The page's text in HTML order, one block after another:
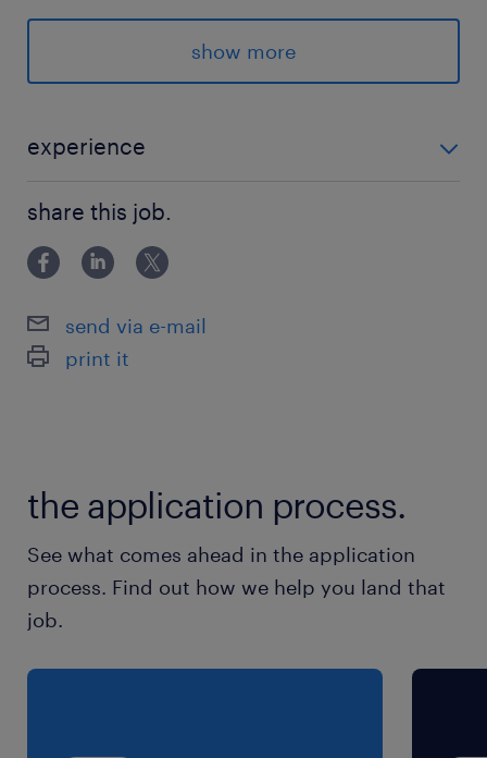
工業用測定機器の世界的メーカー。『良い環境』
『良い人間』『良い技術』の社是の元、日々技術
革新に取り組んでいる最先端企業です。ランスタ
しています。
最寄駅
JR宇都宮線／宇都宮駅（車10分）
東武宇都宮駅（車15分）
休日休暇
8:00-16:30（実働7時間45分・休憩45分）
残業
なし（生産状況に応じて相談の可能性あり）
show more
experience
＊業界不問 ＊資格不問 ＊学歴不問 ＊20代・30代・40
代活躍中 ＼こんな方におすすめ／ ・モクモク作業が好
き ・人間関係のストレスを減らした
share this job.
send via e-mail
print it
the application process.
See what comes ahead in the application
process. Find out how we help you land that
job.